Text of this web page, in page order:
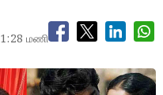
1:28 மணி